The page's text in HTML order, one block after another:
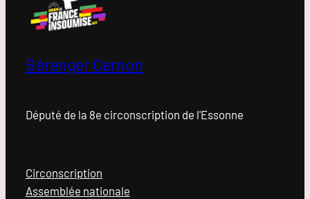
Bérenger Cernon
Député de la 8e circonscription de l'Essonne
Circonscription
Assemblée nationale